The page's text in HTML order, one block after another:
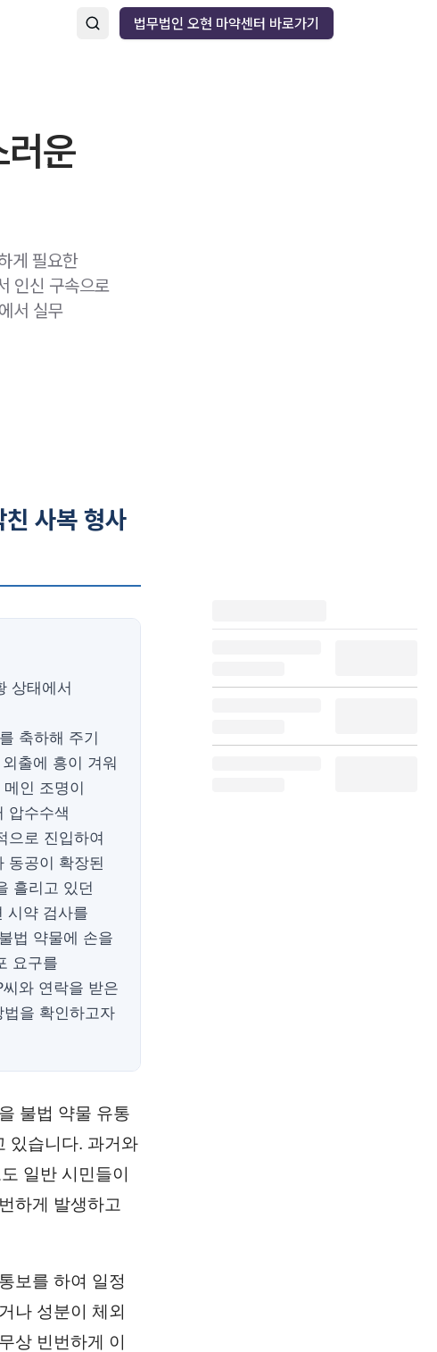
법무법인 오현 마약센터 바로가기
운
게 필요한
인신 구속으로
서 실무
사복 형사
상태에서
축하해 주기
출에 흥이 겨워
인 조명이
압수수색
으로 진입하여
동공이 확장된
흘리고 있던
시약 검사를
법 약물에 손을
요구를
와 연락을 받은
을 확인하고자
불법 약물 유통
있습니다. 과거와
일반 시민들이
하게 발생하고
보를 하여 일정
나 성분이 체외
상 빈번하게 이